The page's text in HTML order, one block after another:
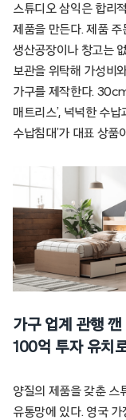
스튜디오 삼익은 합리
제품을 만든다. 제품
생산공장이나 창고는
보관을 위탁해 가성비
가구를 제작한다.
매트리스’, 넉넉한 수
수납침대’가 대표 상품
가구 업계 관행
100억 투자 유치
양질의 제품을 갖춘 스
유통망에 있다. 영국